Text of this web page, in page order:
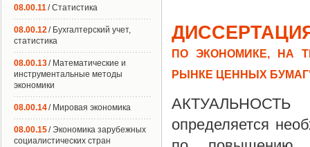
ПО ЭКОНОМИКЕ, НА
РЫНКЕ ЦЕННЫХ
определяется
08.00.11/ Статистика
08.00.12/ Бухгалтерский учет,
статистика
08.00.13/ Математические и
инструментальные методы
экономики
08.00.14/ Мировая экономика
08.00.15/ Экономика зарубежных
социалистических стран